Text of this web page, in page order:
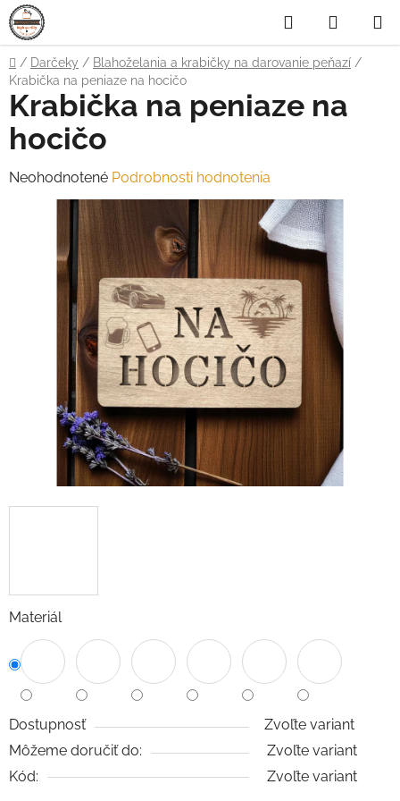
Prejsť
na
obsah
Hľadať
KOŠÍK
Domov
/ Darčeky / Blahoželania a krabičky na darovanie peňazí /
Krabička na peniaze na hocičo
Materiál
Dostupnosť
Zvoľte variant
Môžeme doručiť do:
Zvoľte variant
Kód:
Zvoľte variant
Krabička na peniaze na
hocičo
Priemerné
hodnotenie
hviezdičiek.
Neohodnotené Podrobnosti hodnotenia